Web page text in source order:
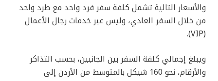
والأسعار التالية تشمل كلفة سفر فرد واحد مع طرد واحد
من خلال السفر العادي، وليس عبر خدمات رجال الأعمال
(VIP).
ويبلغ إجمالي كلفة السفر بين الجانبين، بحسب التذاكر
والأرقام، نحو 160 شيكل بالمتوسط من الأردن إلى